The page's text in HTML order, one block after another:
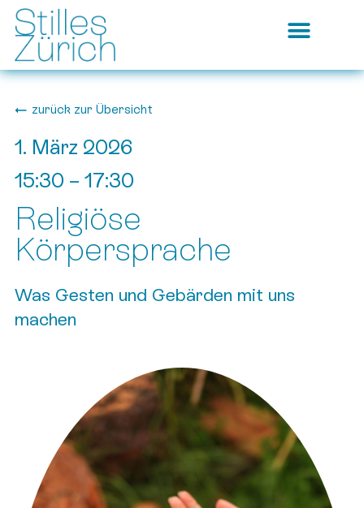
zurück zur Übersicht
1. März 2026
15:30 – 17:30
Religiöse
Körpersprache
Was Gesten und Gebärden mit uns
machen